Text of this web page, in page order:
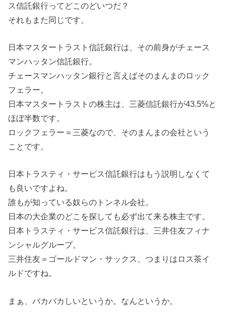
ス信託銀行ってどこのどいつだ？
それもまた同じです。
日本マスタートラスト信託銀行は、その前身がチェース
マンハッタン信託銀行。
チェースマンハッタン銀行と言えばそのまんまのロック
フェラー。
日本マスタートラストの株主は、三菱信託銀行が43.5%と
ほぼ半数です。
ロックフェラー＝三菱なので、そのまんまの会社という
ことです。
日本トラスティ・サービス信託銀行はもう説明しなくて
も良いですよね。
誰もが知っている奴らのトンネル会社。
日本の大企業のどこを探しても必ず出て来る株主です。
日本トラスティ・サービス信託銀行は、三井住友フィナ
ンシャルグループ。
三井住友＝ゴールドマン・サックス、つまりはロス茶イ
ルドですね。
まぁ、バカバカしいというか。なんというか。